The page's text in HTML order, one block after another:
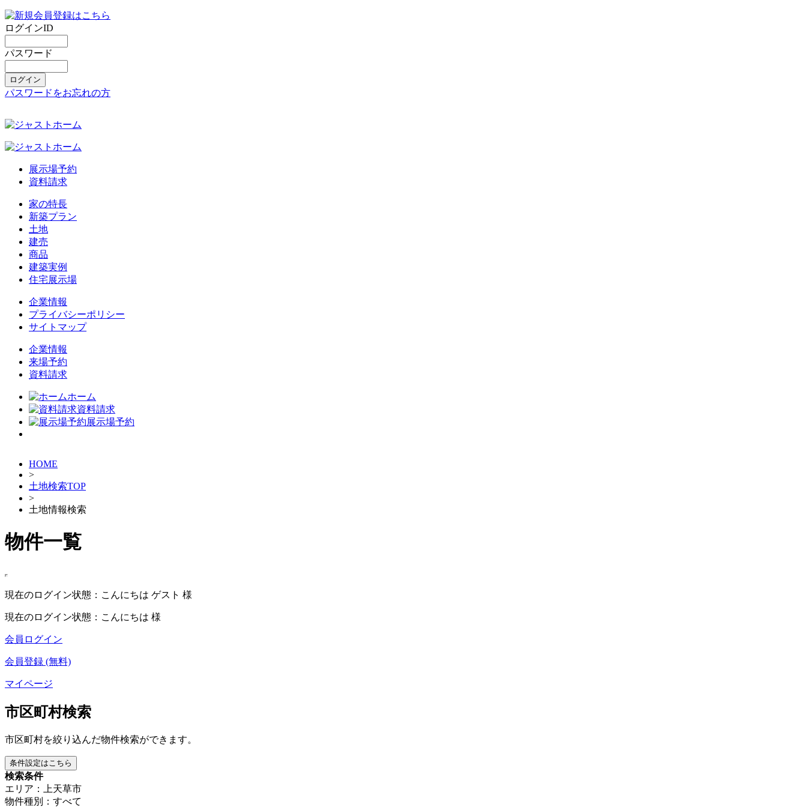
ログインID
パスワード
パスワードをお忘れの方
展示場予約
資料請求
家の特長
新築プラン
土地
建売
商品
建築実例
住宅展示場
企業情報
プライバシーポリシー
サイトマップ
企業情報
来場予約
資料請求
ホーム
資料請求
展示場予約
HOME
>
土地検索TOP
>
土地情報検索
物件一覧
現在のログイン状態：こんにちは ゲスト 様
現在のログイン状態：こんにちは 様
会員ログイン
会員登録 (無料)
マイページ
市区町村検索
市区町村を絞り込んだ物件検索ができます。
条件設定はこちら
検索条件
エリア：上天草市
物件種別：すべて